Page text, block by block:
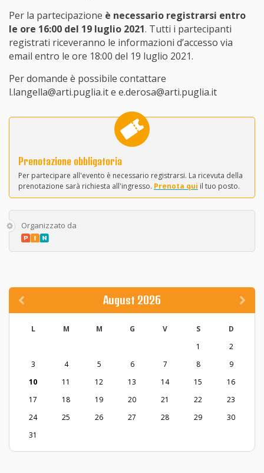
Per la partecipazione è necessario registrarsi entro
le ore 16:00 del 19 luglio 2021. Tutti i partecipanti
registrati riceveranno le informazioni d’accesso via
email entro le ore 18:00 del 19 luglio 2021.
Per domande è possibile contattare
l.langella@arti.puglia.it e e.derosa@arti.puglia.it
Prenotazione obbligatoria
Per partecipare all'evento è necessario registrarsi. La ricevuta della
prenotazione sarà richiesta all'ingresso. Prenota qui il tuo posto.
Organizzato da
August 2026
L M M G V S
D
1
2
3
4 5 6 7 8
9
10
11 12 13 14 15
16
17
18 19 20 21 22
23
24
25 26 27 28 29
30
31